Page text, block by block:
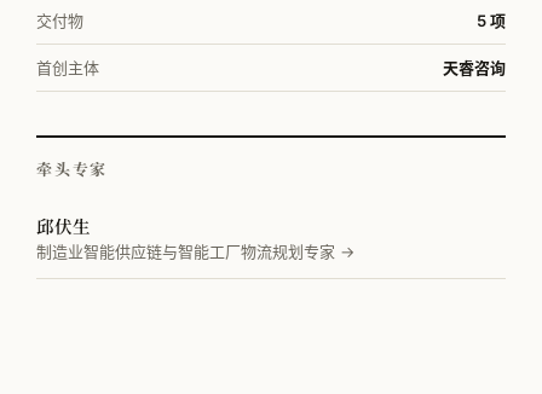
交付物 5 项
首创主体 天睿咨询
牵头专家
邱伏生
制造业智能供应链与智能工厂物流规划专家 →